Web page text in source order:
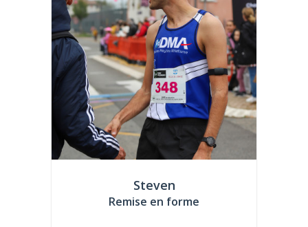
Steven
Remise en forme